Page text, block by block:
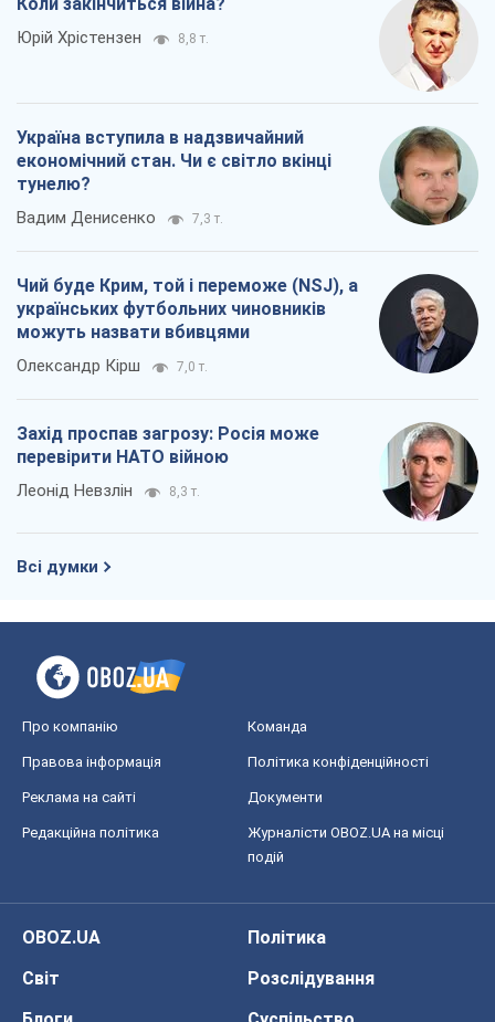
Юрій Хрістензен 8,8 т.
Україна вступила в надзвичайний
економічний стан. Чи є світло вкінці
тунелю?
Вадим Денисенко 7,3 т.
Чий буде Крим, той і переможе (NSJ), а
українських футбольних чиновників
можуть назвати вбивцями
Олександр Кірш 7,0 т.
Захід проспав загрозу: Росія може
перевірити НАТО війною
Леонід Невзлін 8,3 т.
Всі думки
Про компанію Команда
Правова інформація Політика конфіденційності
Реклама на сайті Документи
Редакційна політика
Журналісти OBOZ.UA на місці
подій
OBOZ.UA
Політика
Світ
Розслідування